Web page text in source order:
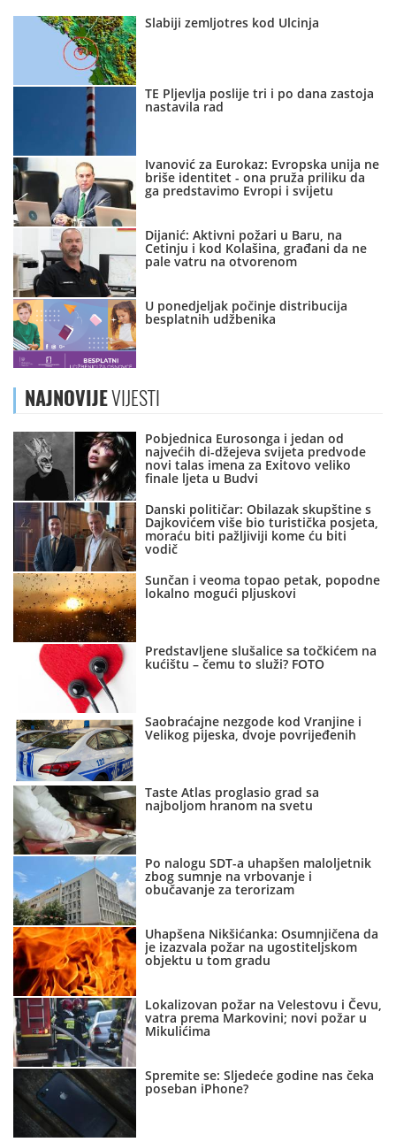
Slabiji zemljotres kod Ulcinja
TE Pljevlja poslije tri i po dana zastoja
nastavila rad
Ivanović za Eurokaz: Evropska unija ne
briše identitet - ona pruža priliku da
ga predstavimo Evropi i svijetu
Dijanić: Aktivni požari u Baru, na
Cetinju i kod Kolašina, građani da ne
pale vatru na otvorenom
U ponedjeljak počinje distribucija
besplatnih udžbenika
NAJNOVIJEVIJESTI
Pobjednica Eurosonga i jedan od
najvećih di-džejeva svijeta predvode
novi talas imena za Exitovo veliko
finale ljeta u Budvi
Danski političar: Obilazak skupštine s
Dajkovićem više bio turistička posjeta,
moraću biti pažljiviji kome ću biti
vodič
Sunčan i veoma topao petak, popodne
lokalno mogući pljuskovi
Predstavljene slušalice sa točkićem na
kućištu – čemu to služi? FOTO
Saobraćajne nezgode kod Vranjine i
Velikog pijeska, dvoje povrijeđenih
Taste Atlas proglasio grad sa
najboljom hranom na svetu
Po nalogu SDT-a uhapšen maloljetnik
zbog sumnje na vrbovanje i
obučavanje za terorizam
Uhapšena Nikšićanka: Osumnjičena da
je izazvala požar na ugostiteljskom
objektu u tom gradu
Lokalizovan požar na Velestovu i Čevu,
vatra prema Markovini; novi požar u
Mikulićima
Spremite se: Sljedeće godine nas čeka
poseban iPhone?